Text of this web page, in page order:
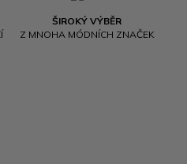
ŠIROKÝ VÝBĚR
Z MNOHA MÓDNÍCH ZNAČEK